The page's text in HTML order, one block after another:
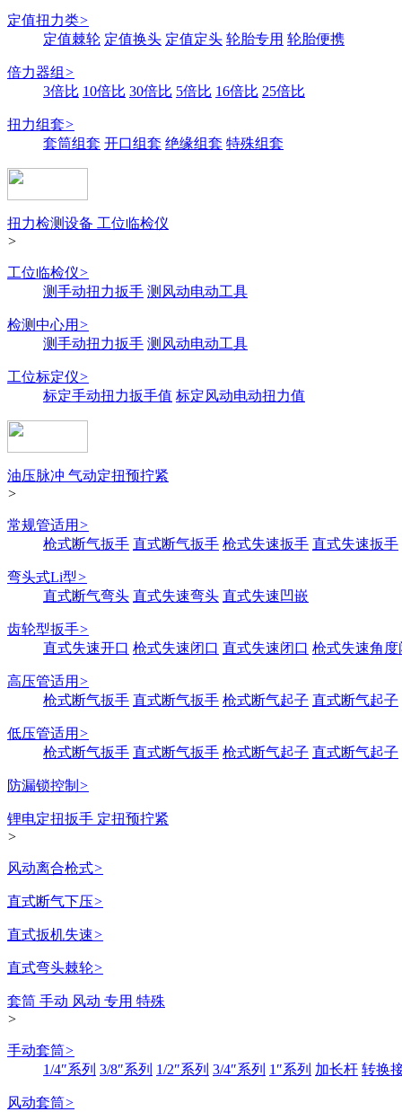
定值扭力类>
定值棘轮 定值换头 定值定头 轮胎专用 轮胎便携
倍力器组 >
3倍比 10倍比 30倍比 5倍比 16倍比 25倍比
扭力组套>
套筒组套 开口组套 绝缘组套 特殊组套
扭力检测设备 工位临检仪
>
工位临检仪>
测手动扭力扳手 测风动电动工具
检测中心用 >
测手动扭力扳手 测风动电动工具
工位标定仪>
标定手动扭力扳手值 标定风动电动扭力值
油压脉冲 气动定扭预拧紧
>
常规管适用 >
枪式断气扳手 直式断气扳手 枪式失速扳手 直式失速扳手
弯头式Li型>
直式断气弯头 直式失速弯头 直式失速凹嵌
齿轮型扳手>
直式失速开口 枪式失速闭口 直式失速闭口 枪式失速角度
高压管适用 >
枪式断气扳手 直式断气扳手 枪式断气起子 直式断气起子
低压管适用 >
枪式断气扳手 直式断气扳手 枪式断气起子 直式断气起子
防漏锁控制 >
锂电定扭扳手 定扭预拧紧
>
风动离合枪式>
直式断气下压>
直式扳机失速>
直式弯头棘轮>
套筒 手动 风动 专用 特殊
>
手动套筒>
1/4″系列 3/8″系列 1/2″系列 3/4″系列 1″系列 加长杆 转换
风动套筒>